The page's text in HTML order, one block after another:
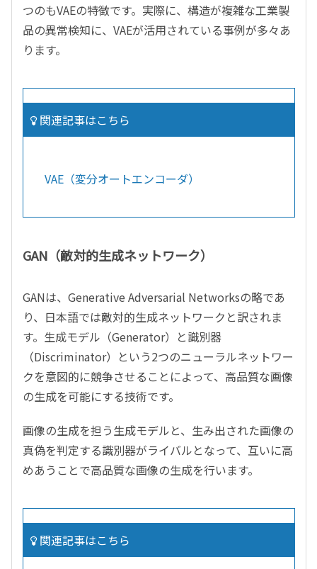
つのもVAEの特徴です。実際に、構造が複雑な工業製
品の異常検知に、VAEが活用されている事例が多々あ
ります。
関連記事はこちら
VAE（変分オートエンコーダ）
GAN（敵対的生成ネットワーク）
GANは、Generative Adversarial Networksの略であ
り、日本語では敵対的生成ネットワークと訳されま
す。生成モデル（Generator）と識別器
（Discriminator）という2つのニューラルネットワー
クを意図的に競争させることによって、高品質な画像
の生成を可能にする技術です。
画像の生成を担う生成モデルと、生み出された画像の
真偽を判定する識別器がライバルとなって、互いに高
めあうことで高品質な画像の生成を行います。
関連記事はこちら